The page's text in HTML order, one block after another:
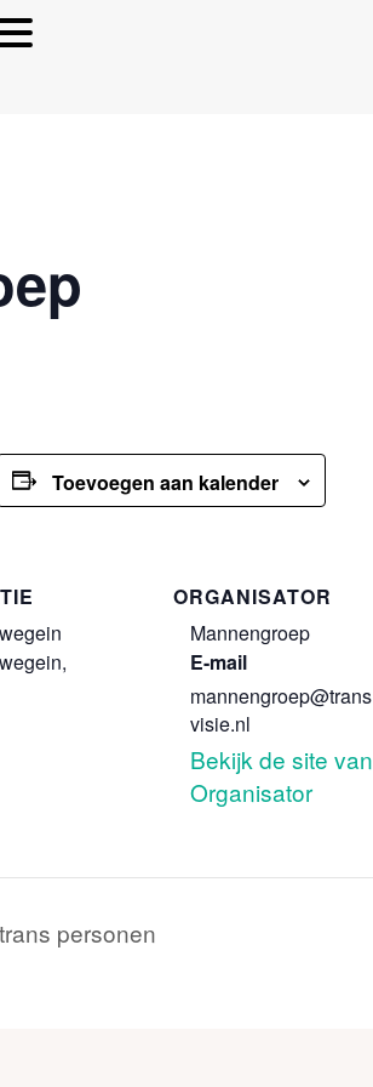
Toevoegen aan kalender
,
ORGANISATOR
Mannengroep
E-mail
mannengroep@trans
visie.nl
Bekijk de site van
Organisator
personen